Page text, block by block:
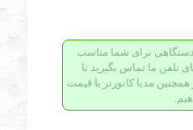
برای شما مناسب
تلفن ما تماس بگیرید تا
مدیا کانورتر با قیمت